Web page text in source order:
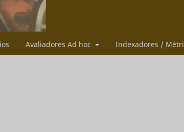
Avaliadores Ad hoc Indexadores /